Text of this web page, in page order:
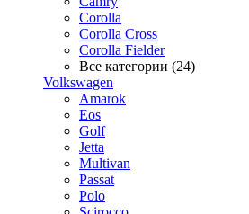
Corolla
Corolla Cross
Corolla Fielder
Все категории (24)
Volkswagen
Amarok
Eos
Golf
Jetta
Multivan
Passat
Polo